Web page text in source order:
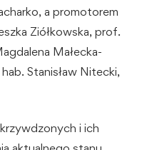
a promotorem
Ziółkowska, prof.
Małecka-
Stanisław Nitecki,
i ich